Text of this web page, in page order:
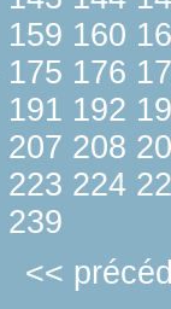
159 160
175 176
191 192
207 208
223 224
239
<<